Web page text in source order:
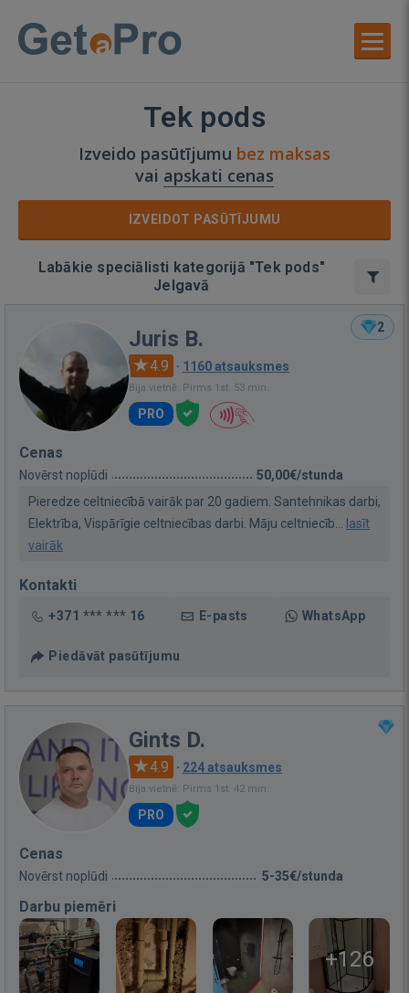
Tek pods
Izveido pasūtījumu bez maksas
vai apskati cenas
IZVEIDOT PASŪTĪJUMU
Labākie speciālisti kategorijā "Tek pods"
Jelgavā
2
Juris B.
4.9 · 1160 atsauksmes
Bija vietnē: Pirms 1st. 53 min.
PRO
Cenas
Novērst noplūdi
50,00€/stunda
Pieredze celtniecībā vairāk par 20 gadiem. Santehnikas darbi,
Elektrība, Vispārīgie celtniecības darbi. Māju celtniecīb...
lasīt
vairāk
Kontakti
+371 *** *** 16 E-pasts WhatsApp
Piedāvāt pasūtījumu
Gints D.
4.9 · 224 atsauksmes
Bija vietnē: Pirms 1st. 42 min.
PRO
Cenas
Novērst noplūdi 5-35€/stunda
Darbu piemēri
+126